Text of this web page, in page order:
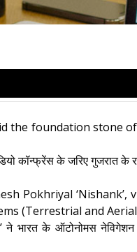
the foundation stone
कॉन्फ्रेंस के जरिए गुजरात
Pokhriyal
(Terrestrial and
ने भारत के ऑटोनोमस